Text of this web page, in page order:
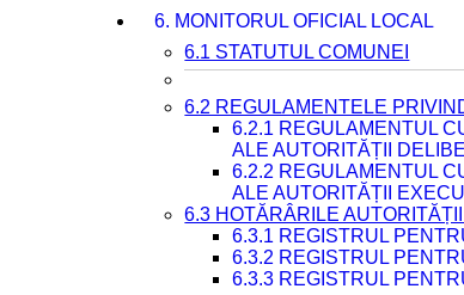
6. MONITORUL OFICIAL LOCAL
6.1 STATUTUL COMUNEI
6.2 REGULAMENTELE
6.2.1 REGULAMENTUL
ALE AUTORITĂȚII
6.2.2 REGULAMENTUL
ALE AUTORITĂȚII
6.3 HOTĂRÂRILE
6.3.1 REGISTRUL
6.3.2 REGISTRUL
6.3.3 REGISTRUL